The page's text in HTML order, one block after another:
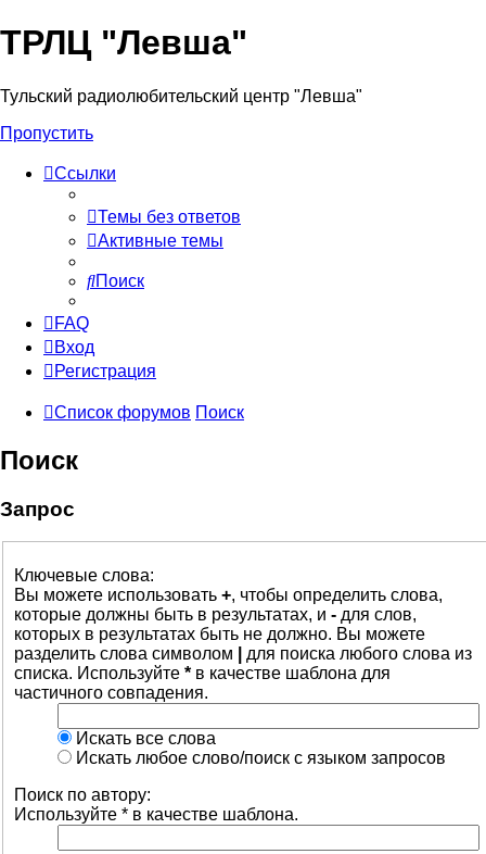
ТРЛЦ "Левша"
Тульский радиолюбительский центр "Левша"
Пропустить
Ссылки
Темы без ответов
Активные темы
Поиск
FAQ
Вход
Регистрация
Список форумов Поиск
Поиск
Запрос
Ключевые слова:
Вы можете использовать +, чтобы определить слова,
которые должны быть в результатах, и - для слов,
которых в результатах быть не должно. Вы можете
разделить слова символом
для поиска любого слова из
списка. Используйте * в качестве шаблона для
частичного совпадения.
Искать все слова
Искать любое слово/поиск с языком запросов
Поиск по автору:
Используйте * в качестве шаблона.